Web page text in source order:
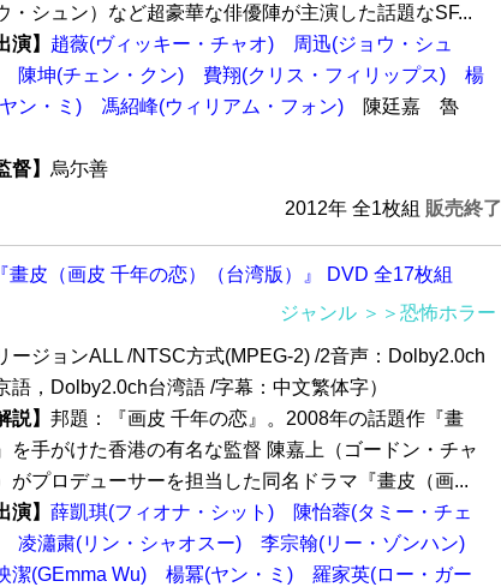
・シュン）など超豪華な俳優陣が主演した話題なSF...
演】 趙薇(ヴィッキー・チャオ)
周迅(ジョウ・シュ
陳坤(チェン・クン) 費翔(クリス・フィリップス)
楊
ン・ミ)
馮紹峰(ウィリアム・フォン) 陳廷嘉 魯
督】 烏尓善
2012年 全1枚組 販売終了
『畫皮（画皮 千年の恋）（台湾版）』 DVD 全17枚組
ジャンル ＞＞恐怖ホラー
ージョンALL /NTSC方式(MPEG-2) /2音声：Dolby2.0ch
語，Dolby2.0ch台湾語 /字幕：中文繁体字）
説】 邦題：『画皮 千年の恋』。2008年の話題作『畫
を手がけた香港の有名な監督 陳嘉上（ゴードン・チャ
がプロデューサーを担当した同名ドラマ『畫皮（画...
演】 薛凱琪(フィオナ・シット)
陳怡蓉(タミー・チェ
凌瀟粛(リン・シャオスー)
李宗翰(リー・ゾンハン)
潔(GEmma Wu)
楊冪(ヤン・ミ)
羅家英(ロー・ガー